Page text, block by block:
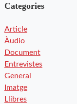
Categories
Article
Àudio
Document
Entrevistes
General
Imatge
Llibres